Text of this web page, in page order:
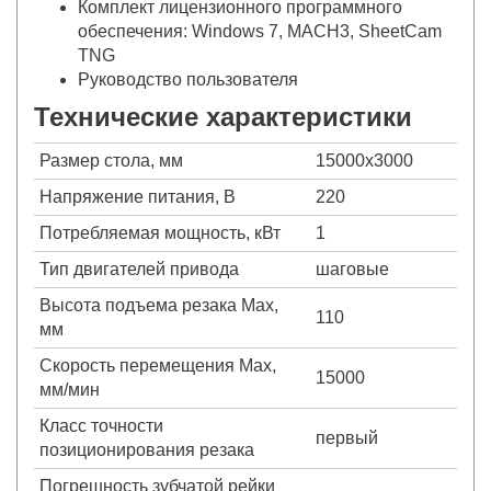
Комплект лицензионного программного
обеспечения: Windows 7, MACH3, SheetCam
TNG
Руководство пользователя
Технические характеристики
Размер стола, мм
15000х3000
Напряжение питания, В
220
Потребляемая мощность, кВт
1
Тип двигателей привода
шаговые
Высота подъема резака Max,
мм
110
Скорость перемещения Max,
мм/мин
15000
Класс точности
позиционирования резака
первый
Погрешность зубчатой рейки